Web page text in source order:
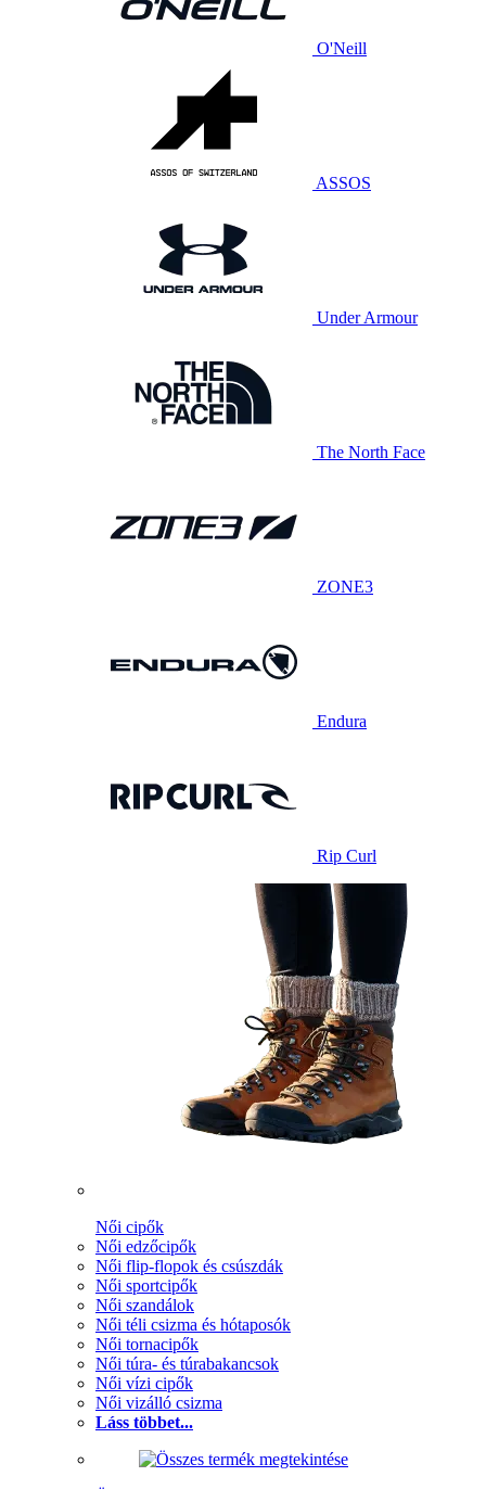
O'Neill
ASSOS
Under Armour
The North Face
ZONE3
Endura
Rip Curl
Női cipők
Női edzőcipők
Női flip-flopok és csúszdák
Női sportcipők
Női szandálok
Női téli csizma és hótaposók
Női tornacipők
Női túra- és túrabakancsok
Női vízi cipők
Női vizálló csizma
Láss többet...